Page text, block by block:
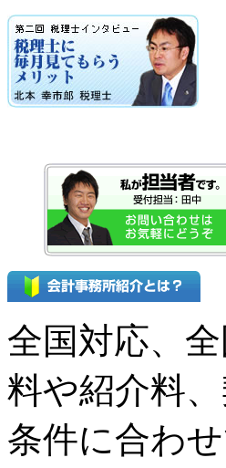
全国対応、
料や紹介料
条件に合わ